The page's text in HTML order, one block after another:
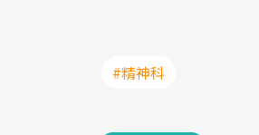
#精神科